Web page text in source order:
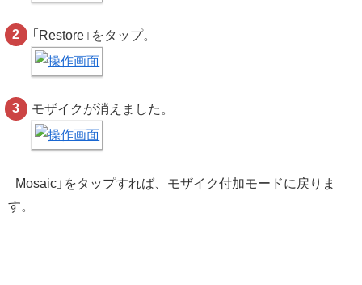
「Restore」をタップ。
モザイクが消えました。
「Mosaic」をタップすれば、モザイク付加モードに戻りま
す。